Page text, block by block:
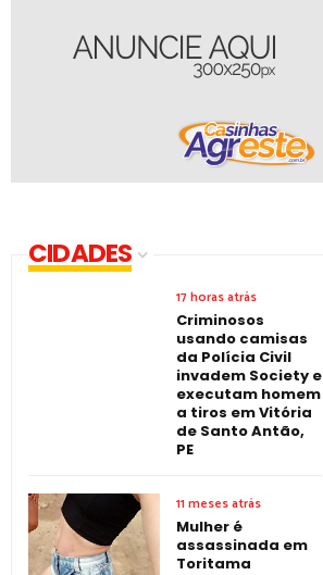
CIDADES
17 horas atrás
Criminosos
usando camisas
da Polícia Civil
invadem Society e
executam homem
a tiros em Vitória
de Santo Antão,
PE
11 meses atrás
Mulher é
assassinada em
Toritama